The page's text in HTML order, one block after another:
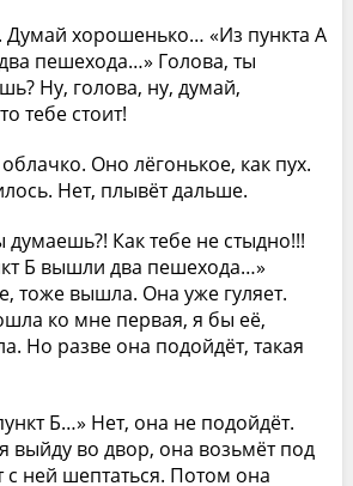
хорошенько… «Из пункта А
пешехода…» Голова, ты
Ну, голова, ну, думай,
тебе стоит!
Оно лёгонькое, как пух.
Нет, плывёт дальше.
думаешь?! Как тебе не стыдно!!!
Б вышли два пешехода…»
тоже вышла. Она уже гуляет.
ко мне первая, я бы её,
Но разве она подойдёт, такая
Б…» Нет, она не подойдёт.
выйду во двор, она возьмёт под
с ней шептаться. Потом она